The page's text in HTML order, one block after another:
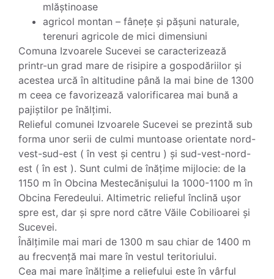
mlăștinoase
agricol montan – fânețe și pășuni naturale,
terenuri agricole de mici dimensiuni
Comuna Izvoarele Sucevei se caracterizează
printr-un grad mare de risipire a gospodăriilor și
acestea urcă în altitudine până la mai bine de 1300
m ceea ce favorizează valorificarea mai bună a
pajiștilor pe înălțimi.
Relieful comunei Izvoarele Sucevei se prezintă sub
forma unor serii de culmi muntoase orientate nord-
vest-sud-est ( în vest și centru ) și sud-vest-nord-
est ( în est ). Sunt culmi de înățime mijlocie: de la
1150 m în Obcina Mestecănișului la 1000-1100 m în
Obcina Feredeului. Altimetric relieful înclină ușor
spre est, dar și spre nord către Văile Cobilioarei și
Sucevei.
Înălțimile mai mari de 1300 m sau chiar de 1400 m
au frecvență mai mare în vestul teritoriului.
Cea mai mare înălțime a reliefului este în vârful